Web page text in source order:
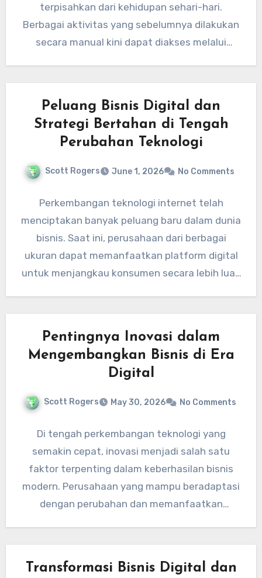
terpisahkan dari kehidupan sehari-hari.
Berbagai aktivitas yang sebelumnya dilakukan
secara manual kini dapat diakses melalui
Peluang Bisnis Digital dan
Strategi Bertahan di Tengah
Perubahan Teknologi
Scott Rogers June 1, 2026 No Comments
Perkembangan teknologi internet telah
menciptakan banyak peluang baru dalam dunia
bisnis. Saat ini, perusahaan dari berbagai
ukuran dapat memanfaatkan platform digital
untuk menjangkau konsumen secara lebih luas
Pentingnya Inovasi dalam
Mengembangkan Bisnis di Era
Digital
Scott Rogers May 30, 2026 No Comments
Di tengah perkembangan teknologi yang
semakin cepat, inovasi menjadi salah satu
faktor terpenting dalam keberhasilan bisnis
modern. Perusahaan yang mampu beradaptasi
dengan perubahan dan memanfaatkan
Transformasi Bisnis Digital dan